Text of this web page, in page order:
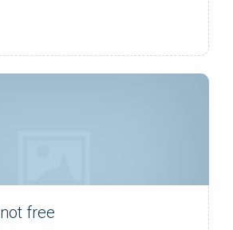
not free